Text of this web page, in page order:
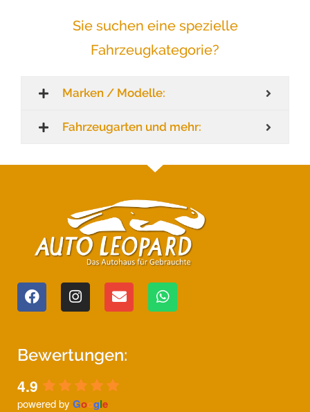
Sie suchen eine spezielle
Fahrzeugkategorie?
Marken / Modelle:
Fahrzeugarten und mehr:
Bewertungen:
4.9
powered by Google